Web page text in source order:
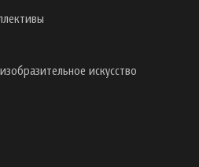
искусство